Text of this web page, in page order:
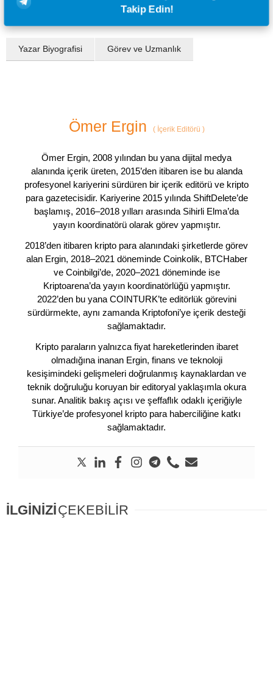
Takip Edin!
Yazar Biyografisi Görev ve Uzmanlık
Ömer Ergin (İçerik Editörü )
Ömer Ergin, 2008 yılından bu yana dijital medya
alanında içerik üreten, 2015’den itibaren ise bu alanda
profesyonel kariyerini sürdüren bir içerik editörü ve kripto
para gazetecisidir. Kariyerine 2015 yılında ShiftDelete’de
başlamış, 2016–2018 yılları arasında Sihirli Elma’da
yayın koordinatörü olarak görev yapmıştır.
2018’den itibaren kripto para alanındaki şirketlerde görev
alan Ergin, 2018–2021 döneminde Coinkolik, BTCHaber
ve Coinbilgi’de, 2020–2021 döneminde ise
Kriptoarena’da yayın koordinatörlüğü yapmıştır.
2022’den bu yana COINTURK’te editörlük görevini
sürdürmekte, aynı zamanda Kriptofoni’ye içerik desteği
sağlamaktadır.
Kripto paraların yalnızca fiyat hareketlerinden ibaret
olmadığına inanan Ergin, finans ve teknoloji
kesişimindeki gelişmeleri doğrulanmış kaynaklardan ve
teknik doğruluğu koruyan bir editoryal yaklaşımla okura
sunar. Analitik bakış açısı ve şeffaflık odaklı içeriğiyle
Türkiye’de profesyonel kripto para haberciliğine katkı
sağlamaktadır.
İLGİNİZİÇEKEBİLİR